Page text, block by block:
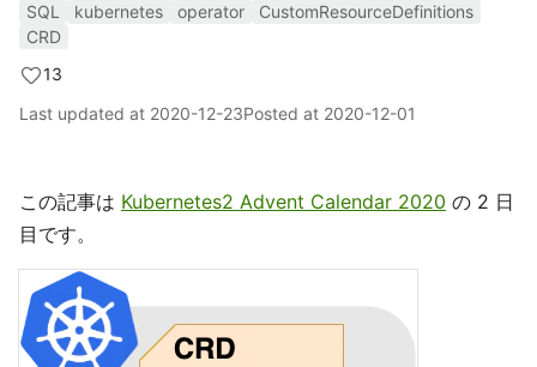
SQL kubernetes operator
CustomResourceDefinitions
CRD
13
Last updated at 2020-12-23Posted at 2020-12-01
この記事は Kubernetes2 Advent Calendar 2020 の 2 日
目です。